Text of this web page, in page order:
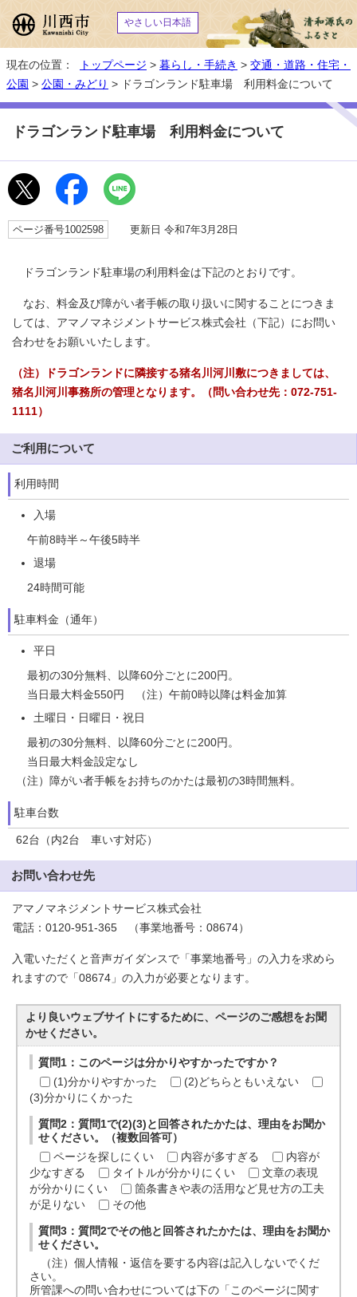
やさしい日本語
現在の位置： トップページ > 暮らし・手続き > 交通・道路・住宅・
公園 > 公園・みどり > ドラゴンランド駐車場 利用料金について
ドラゴンランド駐車場 利用料金について
ページ番号1002598 更新日 令和7年3月28日
ドラゴンランド駐車場の利用料金は下記のとおりです。
なお、料金及び障がい者手帳の取り扱いに関することにつきま
しては、アマノマネジメントサービス株式会社（下記）にお問い
合わせをお願いいたします。
（注）ドラゴンランドに隣接する猪名川河川敷につきましては、
猪名川河川事務所の管理となります。（問い合わせ先：072-751-
1111）
ご利用について
利用時間
入場
午前8時半～午後5時半
退場
24時間可能
駐車料金（通年）
平日
最初の30分無料、以降60分ごとに200円。
当日最大料金550円 （注）午前0時以降は料金加算
土曜日・日曜日・祝日
最初の30分無料、以降60分ごとに200円。
当日最大料金設定なし
（注）障がい者手帳をお持ちのかたは最初の3時間無料。
駐車台数
62台（内2台 車いす対応）
お問い合わせ先
アマノマネジメントサービス株式会社
電話：0120-951-365 （事業地番号：08674）
入電いただくと音声ガイダンスで「事業地番号」の入力を求めら
れますので「08674」の入力が必要となります。
より良いウェブサイトにするために、ページのご感想をお聞
かせください。
質問1：このページは分かりやすかったですか？
(1)分かりやすかった
(2)どちらともいえない
(3)分かりにくかった
質問2：質問1で(2)(3)と回答されたかたは、理由をお聞か
せください。（複数回答可）
ページを探しにくい
内容が多すぎる
内容が
少なすぎる
タイトルが分かりにくい
文章の表現
が分かりにくい
箇条書きや表の活用など見せ方の工夫
が足りない
その他
質問3：質問2でその他と回答されたかたは、理由をお聞か
せください。
（注）個人情報・返信を要する内容は記入しないでくだ
さい。
所管課への問い合わせについては下の「このページに関す